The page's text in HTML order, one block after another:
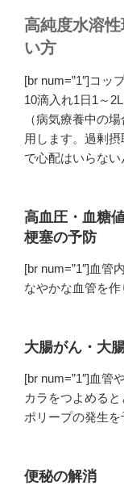
高純度水溶
い方
[br num=”1″]コッ
10滴入れ1日1～
（病気療養中の
用します。過剰
で心配はいらない
高血圧・血糖
梗塞の予防
[br num=”1″]血管
なやかな血管を作
大腸がん・大
[br num=”1″]血管
カラをつよめる
ポリープの発生を
便秘の解消